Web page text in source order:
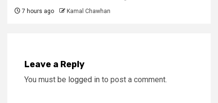
7 hours ago Kamal Chawhan
Leave a Reply
You must be logged in to post a comment.